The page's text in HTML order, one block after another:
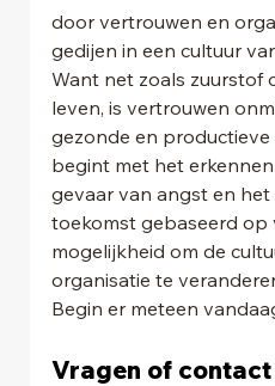
door vertrouwen en
gedijen in een cultuur
Want net zoals zuurstof
leven, is vertrouwen
gezonde en
begint met het
gevaar van angst en
toekomst gebaseerd
mogelijkheid om de
organisatie te
Begin er meteen
Vragen of contact